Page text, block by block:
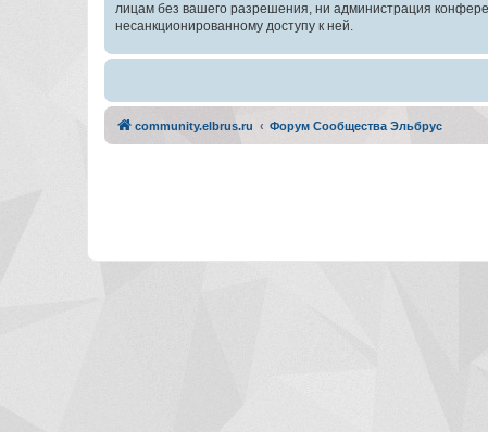
лицам без вашего разрешения, ни администрация
несанкционированному доступу к ней.
community.elbrus.ru Форум Сообщества Эльбрус